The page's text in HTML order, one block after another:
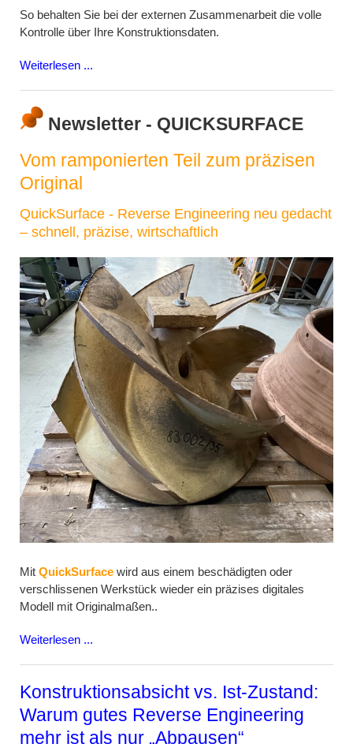
So behalten Sie bei der externen Zusammenarbeit die volle
Kontrolle über Ihre Konstruktionsdaten.
Weiterlesen ...
Newsletter - QUICKSURFACE
Vom ramponierten Teil zum präzisen
Original
QuickSurface - Reverse Engineering neu gedacht
– schnell, präzise, wirtschaftlich
Mit QuickSurfacewird aus einem beschädigten oder
verschlissenen Werkstück wieder ein präzises digitales
Modell mit Originalmaßen..
Weiterlesen ...
Konstruktionsabsicht vs. Ist-Zustand:
Warum gutes Reverse Engineering
mehr ist als nur „Abpausen“